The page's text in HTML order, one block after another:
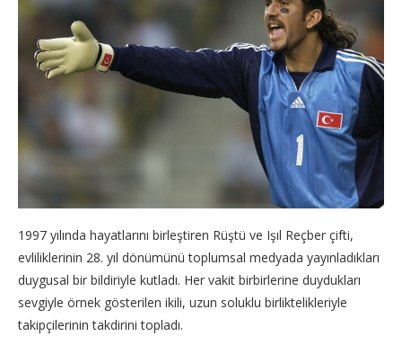
1997 yılında hayatlarını birleştiren Rüştü ve Işıl Reçber çifti,
evliliklerinin 28. yıl dönümünü toplumsal medyada yayınladıkları
duygusal bir bildiriyle kutladı. Her vakit birbirlerine duydukları
sevgiyle örnek gösterilen ikili, uzun soluklu birliktelikleriyle
takipçilerinin takdirini topladı.